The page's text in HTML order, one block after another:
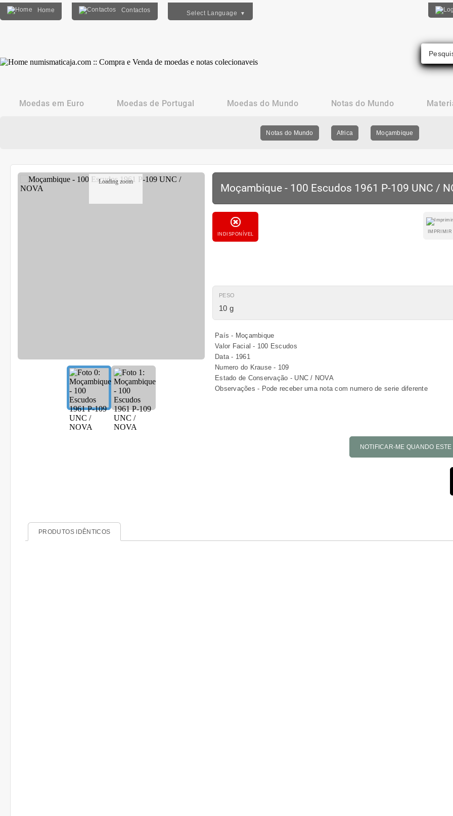
Home Contactos Select Language ▼
Moedas em Euro Moedas de Portugal Moedas do Mundo Notas do Mundo
Notas do Mundo Africa Moçambique
Loading zoom
Moçambique - 100 Escudos 1961 P-109 UNC /
INDISPONÍVEL IMPRIMIR
PESO
10 g
País - Moçambique
Valor Facial - 100 Escudos
Data - 1961
Numero do Krause - 109
Estado de Conservação - UNC / NOVA
Observações - Pode receber uma nota com numero de serie diferente
PRODUTOS IDÊNTICOS